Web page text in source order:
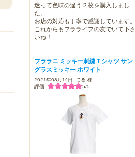
迷って色味の違う２枚を購入しまし
た。
お店の対応も丁寧で感謝しています。
これからもフラライフの友でいて下さ
いね！
フララニ ミッキー刺繍Ｔシャツ サン
グラスミッキー ホワイト
2021年08月19日: てる 様
評価:
5/5